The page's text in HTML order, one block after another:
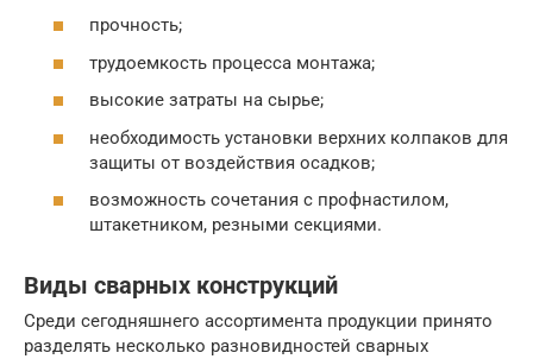
прочность;
трудоемкость процесса монтажа;
высокие затраты на сырье;
необходимость установки верхних колпаков для
защиты от воздействия осадков;
возможность сочетания с профнастилом,
штакетником, резными секциями.
Виды сварных конструкций
Среди сегодняшнего ассортимента продукции принято
разделять несколько разновидностей сварных